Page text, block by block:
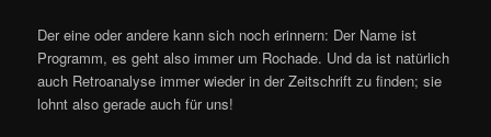
Der eine oder andere kann sich noch erinnern: Der Name ist
Programm, es geht also immer um Rochade. Und da ist natürlich
auch Retroanalyse immer wieder in der Zeitschrift zu finden; sie
lohnt also gerade auch für uns!